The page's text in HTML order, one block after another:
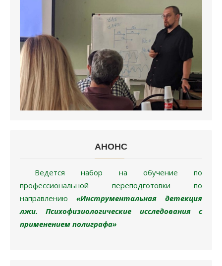
АНОНC
Ведется набор на обучение по
профессиональной переподготовки по
направлению «Инструментальная детекция
лжи. Психофизиологические исследования с
применением полиграфа»